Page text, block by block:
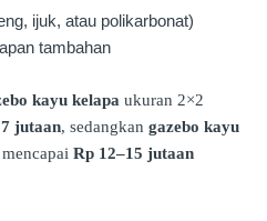
ijuk, atau polikarbonat)
tambahan
kayu kelapa ukuran 2×2
jutaan, sedangkan gazebo kayu
Rp 12–15 jutaan